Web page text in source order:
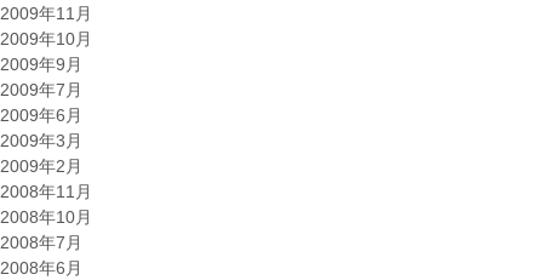
2009年11月
2009年10月
2009年9月
2009年7月
2009年6月
2009年3月
2009年2月
2008年11月
2008年10月
2008年7月
2008年6月